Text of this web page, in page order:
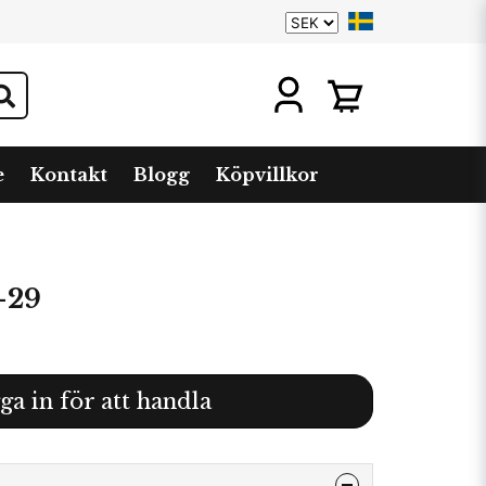
Kontakt Blogg Köpvillkor
in för att handla